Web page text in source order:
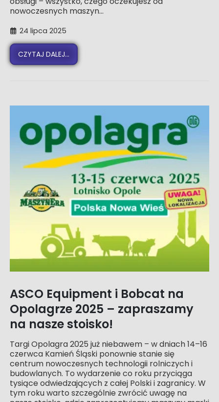
nowoczesnych maszyn...
24 lipca 2025
CZYTAJ DALEJ...
ASCO Equipment i Bobcat na
Opolagrze 2025 – zapraszamy
na nasze stoisko!
Targi Opolagra 2025 już niebawem – w dniach 14–16
czerwca Kamień Śląski ponownie stanie się
centrum nowoczesnych technologii rolniczych i
budowlanych. To wydarzenie co roku przyciąga
tysiące odwiedzających z całej Polski i zagranicy. W
tym roku warto szczególnie zwrócić uwagę na